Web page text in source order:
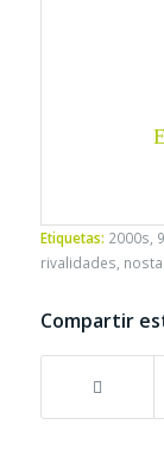
Etiquetas: 2000s
rivalidades
Compartir